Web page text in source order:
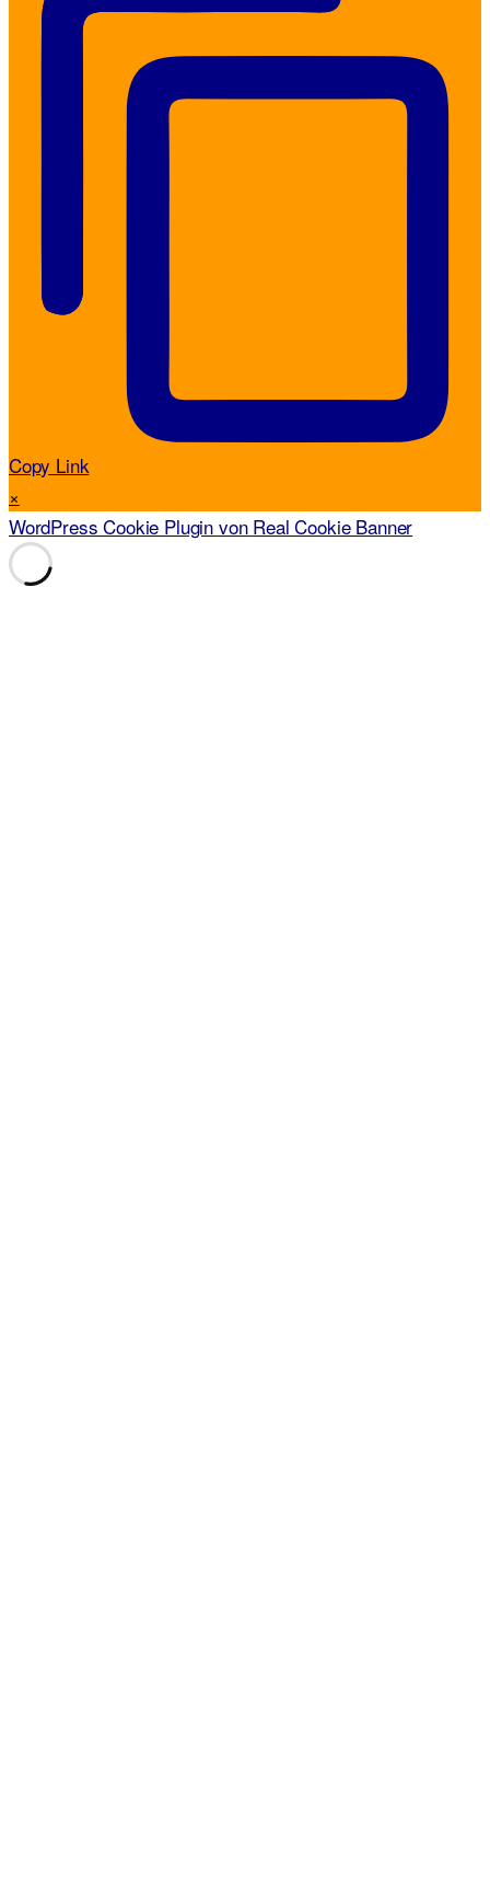
Copy Link
×
WordPress Cookie Plugin von Real Cookie Banner